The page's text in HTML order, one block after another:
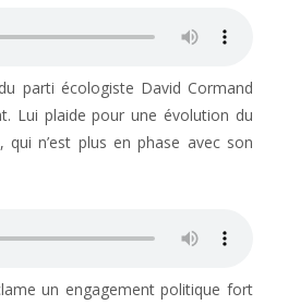
parti écologiste David Cormand
Lui plaide pour une évolution du
qui n’est plus en phase avec son
un engagement politique fort